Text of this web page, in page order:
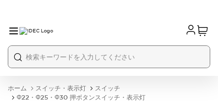
ホーム スイッチ・表示灯
スイッチ
Φ22・Φ25・Φ30 押ボタンスイッチ・表示灯